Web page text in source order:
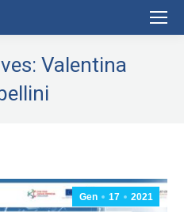
Valentina
Gen 17 2021